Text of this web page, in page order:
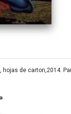
de carton,2014.